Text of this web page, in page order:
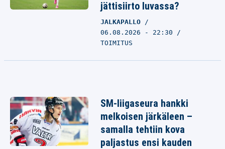
jättisiirto luvassa?
JALKAPALLO
06.08.2026 - 22:30
TOIMITUS
SM-liigaseura hankki
melkoisen järkäleen –
samalla tehtiin kova
paljastus ensi kauden